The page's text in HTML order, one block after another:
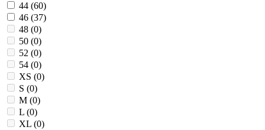
44 (60)
46 (37)
48 (0)
50 (0)
52 (0)
54 (0)
XS (0)
S (0)
M (0)
L (0)
XL (0)